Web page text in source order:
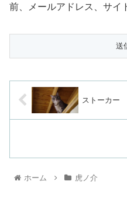
前、メールアドレス、サイ
ストーカー
ホーム 虎ノ介